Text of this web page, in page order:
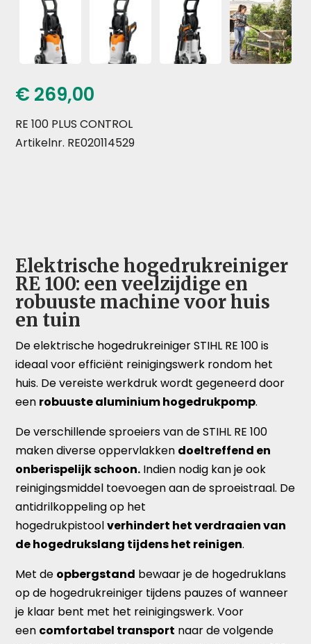
€ 269,00
RE 100 PLUS CONTROL
Artikelnr. RE020114529
Elektrische hogedrukreiniger
RE 100: een veelzijdige en
robuuste machine voor huis
en tuin
De elektrische hogedrukreiniger STIHL RE 100 is
ideaal voor efficiënt reinigingswerk rondom het
huis. De vereiste werkdruk wordt gegeneerd door
een robuuste aluminium hogedrukpomp.
De verschillende sproeiers van de STIHL RE 100
maken diverse oppervlakken doeltreffend en
onberispelijk schoon. Indien nodig kan je ook
reinigingsmiddel toevoegen aan de sproeistraal. De
antidrilkoppeling op het
hogedrukpistoolverhindert het verdraaien van
de hogedrukslang tijdens het reinigen.
Met de opbergstand bewaar je de hogedruklans
op de hogedrukreiniger tijdens pauzes of wanneer
je klaar bent met het reinigingswerk. Voor
een comfortabel transport naar de volgende